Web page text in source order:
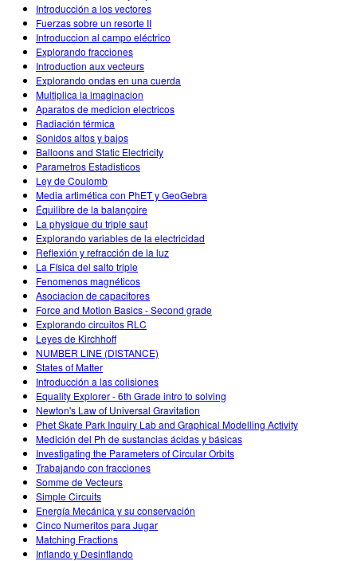
Introducción a los vectores
Fuerzas sobre un resorte II
Introduccion al campo eléctrico
Explorando fracciones
Introduction aux vecteurs
Explorando ondas en una cuerda
Multiplica la imaginacion
Aparatos de medicion electricos
Radiación térmica
Sonidos altos y bajos
Balloons and Static Electricity
Parametros Estadisticos
Ley de Coulomb
Media artimética con PhET y GeoGebra
Équilibre de la balançoire
La physique du triple saut
Explorando variables de la electricidad
Reflexión y refracción de la luz
La Física del salto triple
Fenomenos magnéticos
Asociacion de capacitores
Force and Motion Basics - Second grade
Explorando circuitos RLC
Leyes de Kirchhoff
NUMBER LINE (DISTANCE)
States of Matter
Introducción a las colisiones
Equality Explorer - 6th Grade intro to solving
Newton's Law of Universal Gravitation
Phet Skate Park Inquiry Lab and Graphical Modelling Activity
Medición del Ph de sustancias ácidas y básicas
Investigating the Parameters of Circular Orbits
Trabajando con fracciones
Somme de Vecteurs
Simple Circuits
Energía Mecánica y su conservación
Cinco Numeritos para Jugar
Matching Fractions
Inflando y Desinflando